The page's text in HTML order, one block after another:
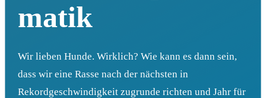
matik
Wir lieben Hunde. Wirklich? Wie kann es dann sein,
dass wir eine Rasse nach der nächsten in
Rekordgeschwindigkeit zugrunde richten und Jahr für